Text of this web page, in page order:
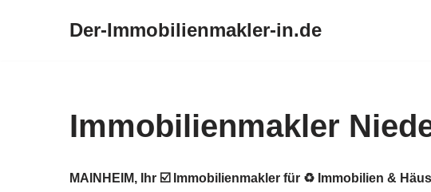
Der-Immobilienmakler-in.de
Immobilienmakler
MAINHEIM, Ihr ☑️ Immobilienmakler für ♻ Immobilien &